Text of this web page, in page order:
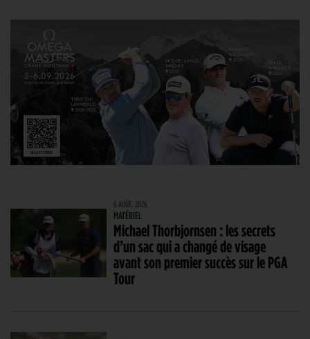
6 AOÛT. 2026
MATÉRIEL
Michael Thorbjornsen : les secrets
d’un sac qui a changé de visage
avant son premier succès sur le PGA
Tour